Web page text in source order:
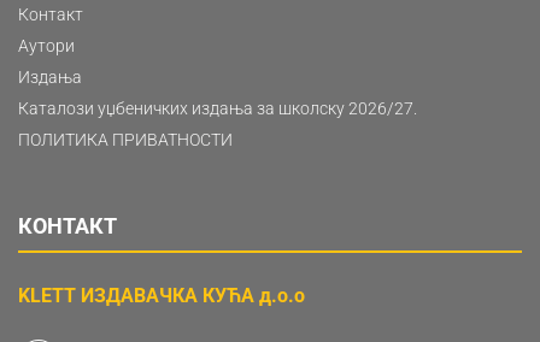
Контакт
Аутори
Издања
Каталози уџбеничких издања за школску 2026/27.
ПОЛИТИКА ПРИВАТНОСТИ
КОНТАКТ
KLETT ИЗДАВАЧКА КУЋА д.о.о